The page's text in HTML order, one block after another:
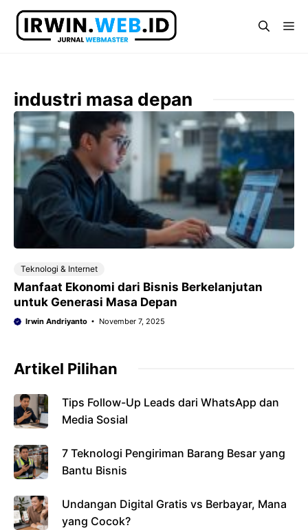
Langsung
industri masa depan
Teknologi & Internet
Manfaat Ekonomi dari Bisnis Berkelanjutan
untuk Generasi Masa Depan
Irwin Andriyanto November 7, 2025
Artikel Pilihan
Tips Follow-Up Leads dari WhatsApp dan
Media Sosial
7 Teknologi Pengiriman Barang Besar yang
Bantu Bisnis
Undangan Digital Gratis vs Berbayar, Mana
yang Cocok?